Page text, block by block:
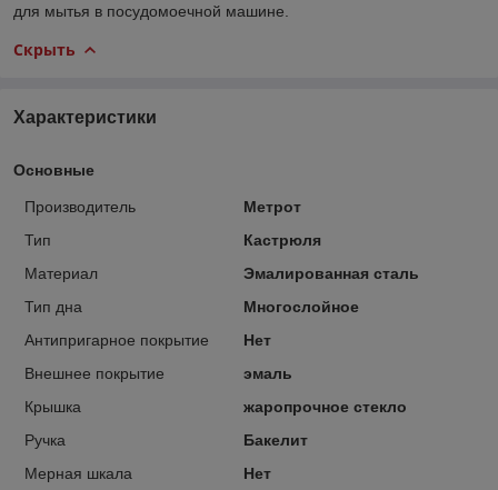
для мытья в посудомоечной машине.
Скрыть
Характеристики
Основные
Производитель
Метрот
Тип
Кастрюля
Материал
Эмалированная сталь
Тип дна
Многослойное
Антипригарное покрытие
Нет
Внешнее покрытие
эмаль
Крышка
жаропрочное стекло
Ручка
Бакелит
Мерная шкала
Нет